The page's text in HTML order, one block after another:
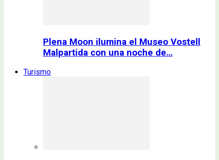
Plena Moon ilumina el Museo Vostell
Malpartida con una noche de…
Turismo